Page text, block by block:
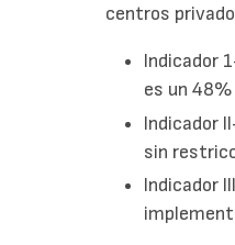
centros
Indicador
es un 48%
Indicador
sin
Indicador